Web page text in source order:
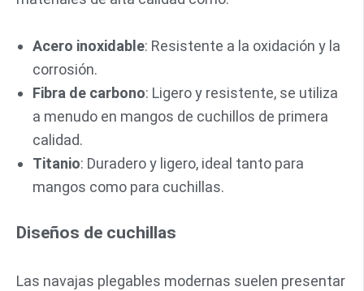
Acero inoxidable: Resistente a la oxidación y la
corrosión.
Fibra de carbono: Ligero y resistente, se utiliza
a menudo en mangos de cuchillos de primera
calidad.
Titanio: Duradero y ligero, ideal tanto para
mangos como para cuchillas.
Diseños de cuchillas
Las navajas plegables modernas suelen presentar